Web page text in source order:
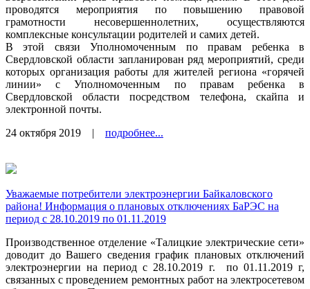
проводятся мероприятия по повышению правовой
грамотности несовершеннолетних, осуществляются
комплексные консультации родителей и самих детей.
В этой связи Уполномоченным по правам ребенка в
Свердловской области запланирован ряд мероприятий, среди
которых организация работы для жителей региона «горячей
линии» с Уполномоченным по правам ребенка в
Свердловской области посредством телефона, скайпа и
электронной почты.
24 октября 2019 | подробнее...
Уважаемые потребители электроэнергии Байкаловского
района! Информация о плановых отключениях БаРЭС на
период с 28.10.2019 по 01.11.2019
Производственное отделение «Талицкие электрические сети»
доводит до Вашего сведения график плановых отключений
электроэнергии на период с 28.10.2019 г. по 01.11.2019 г,
связанных с проведением ремонтных работ на электросетевом